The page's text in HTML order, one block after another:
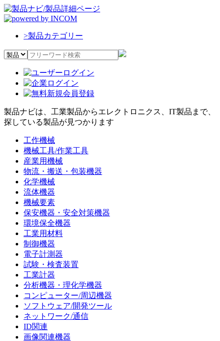
>製品カテゴリー
製品ナビは、工業製品からエレクトロニクス、IT製品まで、
探している製品が見つかります
工作機械
機械工具/作業工具
産業用機械
物流・搬送・包装機器
化学機械
流体機器
機械要素
保安機器・安全対策機器
環境保全機器
工業用材料
制御機器
電子計測器
試験・検査装置
工業計器
分析機器・理化学機器
コンピューター/周辺機器
ソフトウェア/開発ツール
ネットワーク/通信
ID関連
画像関連機器